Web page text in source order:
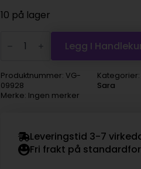
10 på lager
Snorre
Collection
-
928
lys
turkis
Legg I
Produktnummer: VG-
09928
Kategorier:
Sara
Merke: Ingen merker
Leveringstid 3-7
Fri frakt på